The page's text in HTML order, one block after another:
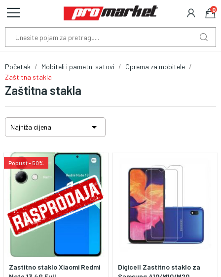
0
Zaštitna stakla
Početak Mobiteli i pametni satovi
Oprema za mobitele
Zaštitna stakla
Najniža cijena 
Popust - 50%
Zastitno staklo Xiaomi Redmi
Digicell Zastitno staklo za